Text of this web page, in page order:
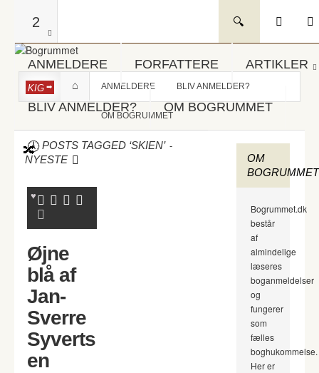
2
ANMELDERE FORFATTERE ARTIKLER
BLIV ANMELDER? OM BOGRUMMET
KIG ANMELDERE BLIV ANMELDER?
OM BOGRUMMET
POSTS TAGGED ‘SKIEN’ -
NYESTE
Øjne
blå af
Jan-
Sverre
Syverts
en
OM
BOGRUMMET
Bogrummet.dk
består
af
almindelige
læseres
boganmeldelser
og
fungerer
som
fælles
boghukommelse.
Her er